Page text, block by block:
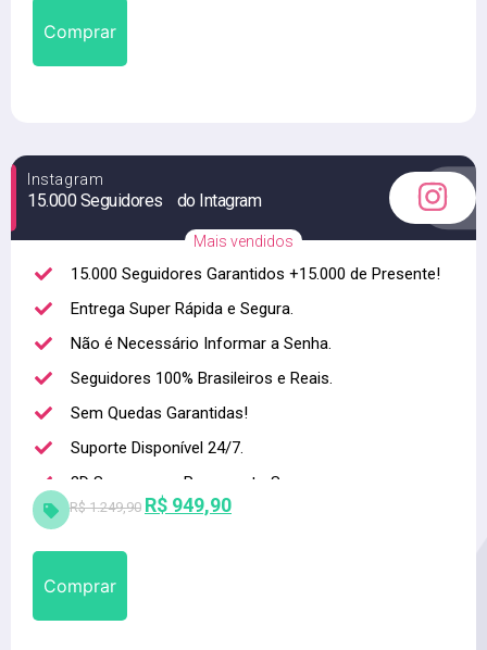
Comprar
Instagram
15.000 Seguidores do Intagram
15.000 Seguidores Garantidos +15.000 de Presente!
Entrega Super Rápida e Segura.
Não é Necessário Informar a Senha.
Seguidores 100% Brasileiros e Reais.
Sem Quedas Garantidas!
Suporte Disponível 24/7.
3D Secure para Pagamento Seguro.
Alta qualidade
Mais vendidos
R$1.249,90 R$ 949,90
Comprar